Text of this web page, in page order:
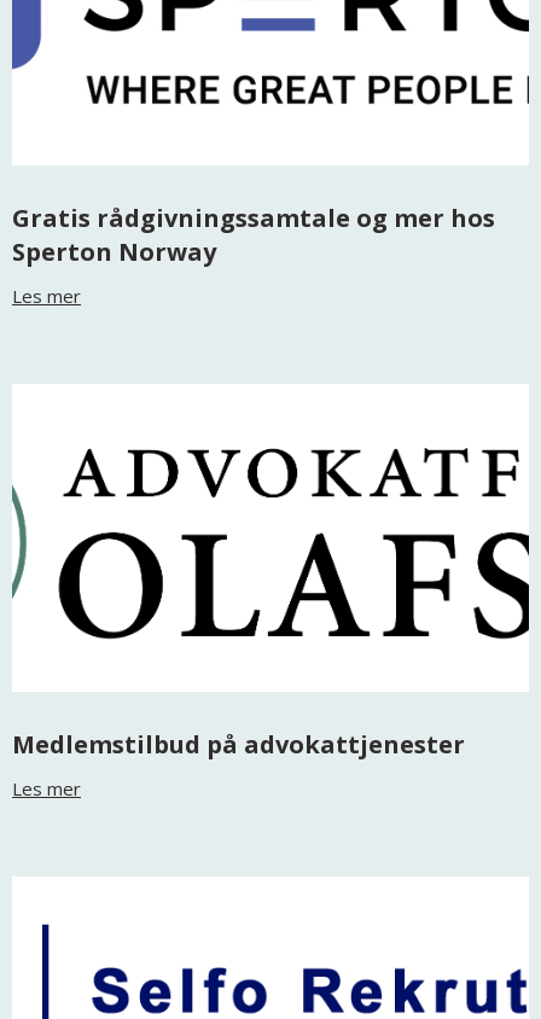
Gratis rådgivningssamtale og mer hos
Sperton Norway
Les mer
Medlemstilbud på advokattjenester
Les mer